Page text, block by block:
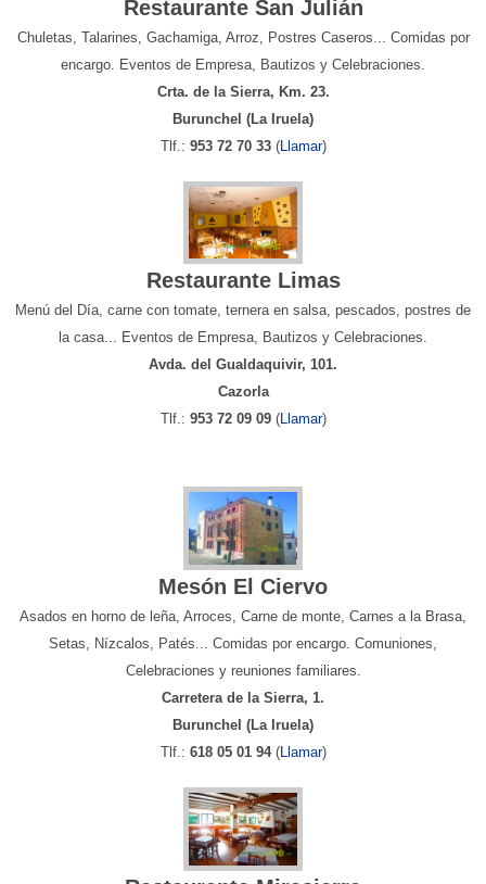
Restaurante San Julián
Chuletas, Talarines, Gachamiga, Arroz, Postres Caseros... Comidas por
encargo. Eventos de Empresa, Bautizos y Celebraciones.
Crta. de la Sierra, Km. 23.
Burunchel (La Iruela)
Tlf.: 953 72 70 33(Llamar)
Restaurante Limas
Menú del Día, carne con tomate, ternera en salsa, pescados, postres de
la casa... Eventos de Empresa, Bautizos y Celebraciones.
Avda. del Gualdaquivir, 101.
Cazorla
Tlf.: 953 72 09 09(Llamar)
Mesón El Ciervo
Asados en horno de leña, Arroces, Carne de monte, Carnes a la Brasa,
Setas, Nízcalos, Patés... Comidas por encargo. Comuniones,
Celebraciones y reuniones familiares.
Carretera de la Sierra, 1.
Burunchel (La Iruela)
Tlf.: 618 05 01 94 (Llamar)